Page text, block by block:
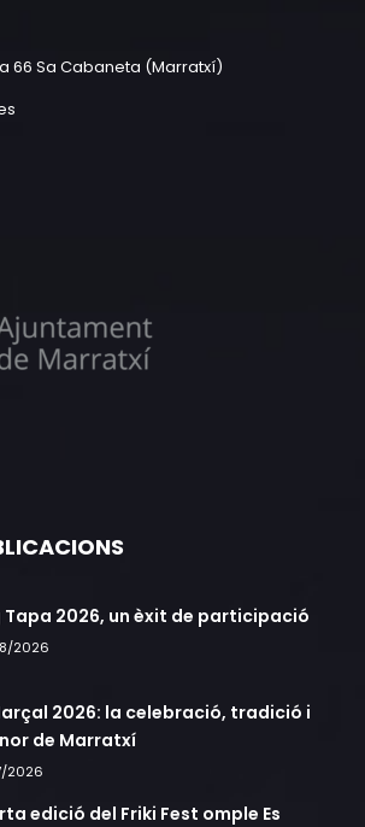
66 Sa Cabaneta (Marratxí)
Tapa 2026, un èxit de participació
2026
2026: la celebració, tradició i
de Marratxí
2026
edició del Friki Fest omple Es